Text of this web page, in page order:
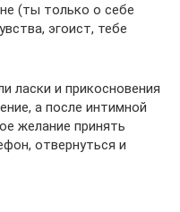
(ты только о себе
эгоист, тебе
ласки и прикосновения
а после интимной
желание принять
отвернуться и